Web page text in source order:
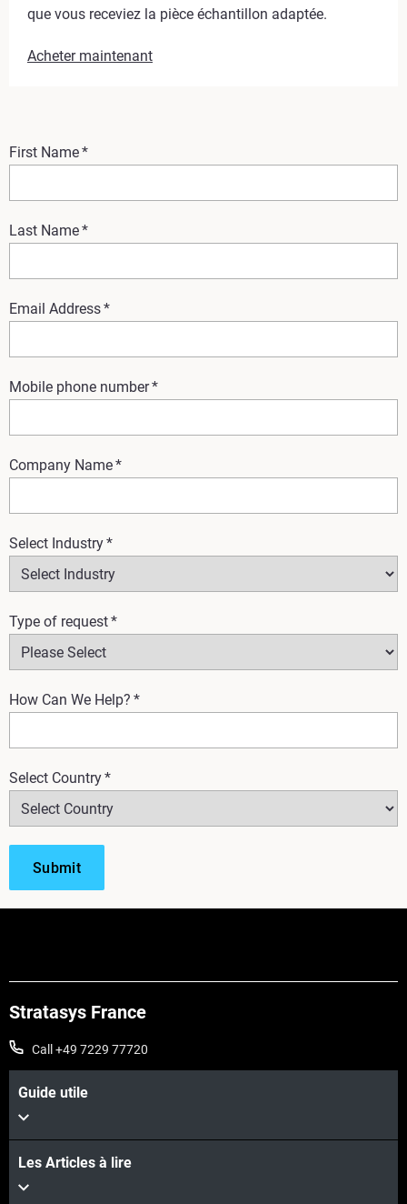
que vous receviez la pièce échantillon adaptée.
Acheter maintenant
First Name*
Last Name*
Email Address*
Mobile phone number*
Company Name*
Select Industry*
Type of request*
How Can We Help? *
Select Country*
Stratasys France
Call +49 7229 77720
Guide utile
Les Articles à lire